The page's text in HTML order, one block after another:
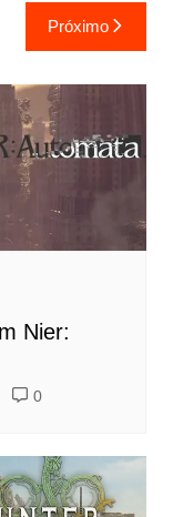
Próximo
Nier:
0